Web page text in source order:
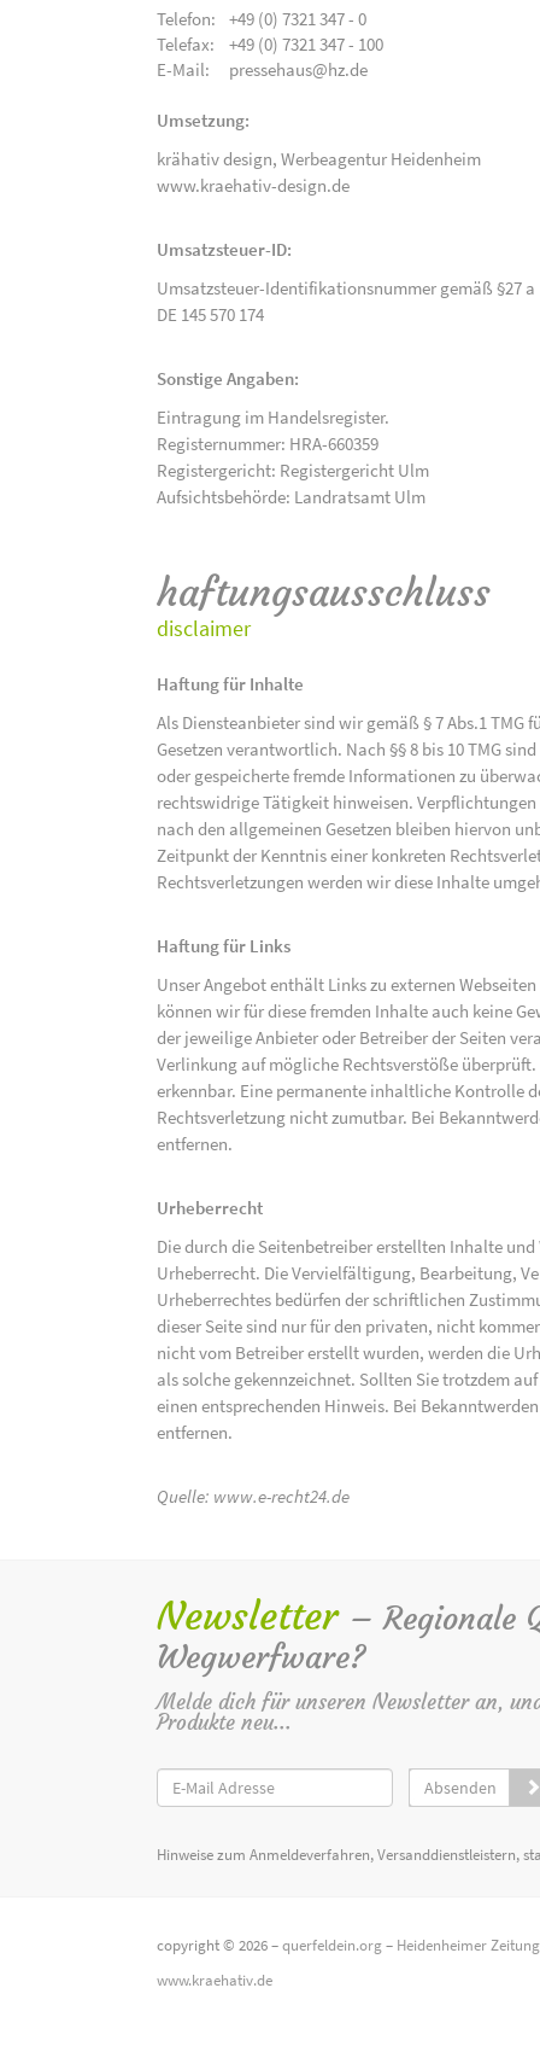
Telefon:
+49 (0) 7321 347 - 0
Telefax:
+49 (0) 7321 347 - 100
E-Mail:
pressehaus@hz.de
Umsetzung:
krähativ design, Werbeagentur Heidenheim
www.kraehativ-design.de
Umsatzsteuer-ID:
Umsatzsteuer-Identifikationsnummer gemäß §27 a
DE 145 570 174
Sonstige Angaben:
Eintragung im Handelsregister.
Registernummer: HRA-660359
Registergericht: Registergericht Ulm
Aufsichtsbehörde: Landratsamt Ulm
haftungsausschluss
disclaimer
Haftung für Inhalte
Als Diensteanbieter sind wir gemäß § 7 Abs.1
Gesetzen verantwortlich. Nach §§ 8 bis 10 TMG
oder gespeicherte fremde Informationen zu
rechtswidrige Tätigkeit hinweisen.
nach den allgemeinen Gesetzen bleiben hiervon
Zeitpunkt der Kenntnis einer konkreten
Rechtsverletzungen werden wir diese Inhalte
Haftung für Links
Unser Angebot enthält Links zu externen
können wir für diese fremden Inhalte auch keine
der jeweilige Anbieter oder Betreiber der Seiten
Verlinkung auf mögliche Rechtsverstöße
erkennbar. Eine permanente inhaltliche Kontrolle
Rechtsverletzung nicht zumutbar. Bei
entfernen.
Urheberrecht
Die durch die Seitenbetreiber erstellten Inhalte
Urheberrecht. Die Vervielfältigung, Bearbeitung,
Urheberrechtes bedürfen der schriftlichen
dieser Seite sind nur für den privaten, nicht
nicht vom Betreiber erstellt wurden, werden die
als solche gekennzeichnet. Sollten Sie trotzdem
einen entsprechenden Hinweis. Bei
entfernen.
Quelle: www.e-recht24.de
Newsletter – Regionale
Wegwerfware?
Melde dich für unseren Newsletter an,
Produkte neu...
Absenden
Hinweise zum Anmeldeverfahren, Versanddienstleistern,
copyright © 2026 –querfeldein.org– Heidenheimer
www.kraehativ.de